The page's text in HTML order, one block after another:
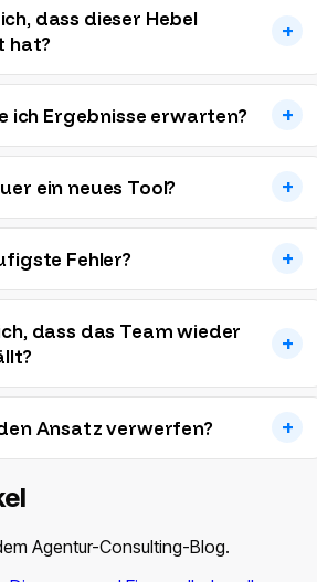
dass dieser Hebel
hat?
ich Ergebnisse erwarten?
ein neues Tool?
Fehler?
dass das Team wieder
Ansatz verwerfen?
Agentur-Consulting-Blog.